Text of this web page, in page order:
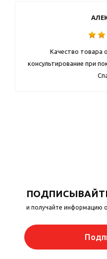
Качество товара
консультирование при
и получайте информацию